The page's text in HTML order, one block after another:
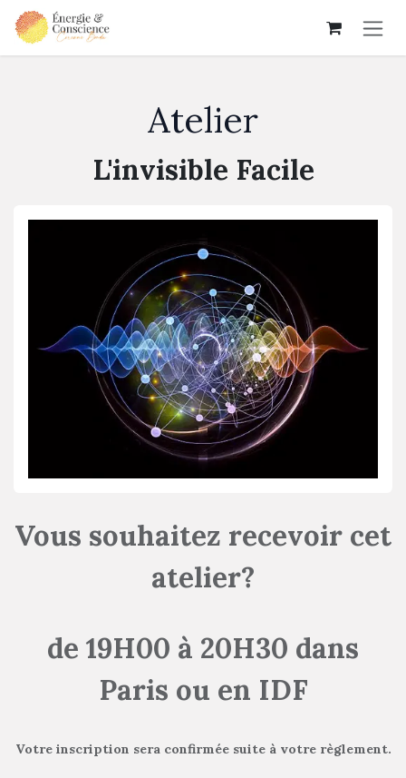
Se rendre au contenu
Atelier
L'invisible Facile
Vous souhaitez recevoir cet
atelier?
de 19H00 à 20H30 dans
Paris ou en IDF
Votre inscription sera confirmée suite à votre règlement.